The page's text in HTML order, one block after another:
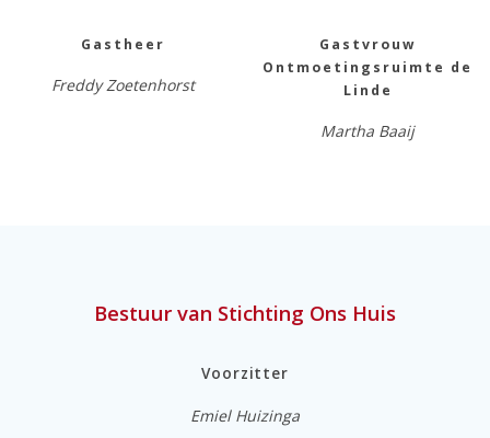
Gastheer
Freddy Zoetenhorst
Gastvrouw
Ontmoetingsruimte de
Linde
Martha Baaij
Bestuur van Stichting Ons Huis
Voorzitter
Emiel Huizinga